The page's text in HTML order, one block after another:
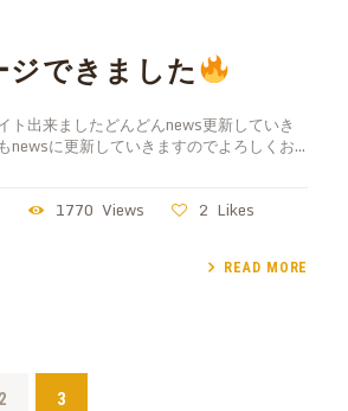
ジできました
ト出来ましたどんどんnews更新していき
newsに更新していきますのでよろしくお…
1770 Views 2 Likes
READ MORE
PAGE
2 PAGE
3